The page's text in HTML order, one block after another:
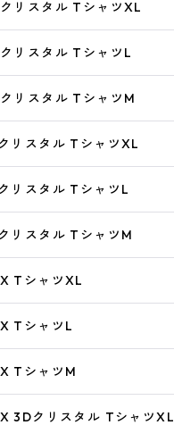
リスタル TシャツXL
リスタル TシャツL
リスタル TシャツM
リスタル TシャツXL
リスタル TシャツL
リスタル TシャツM
TシャツXL
TシャツL
TシャツM
3Dクリスタル TシャツXL